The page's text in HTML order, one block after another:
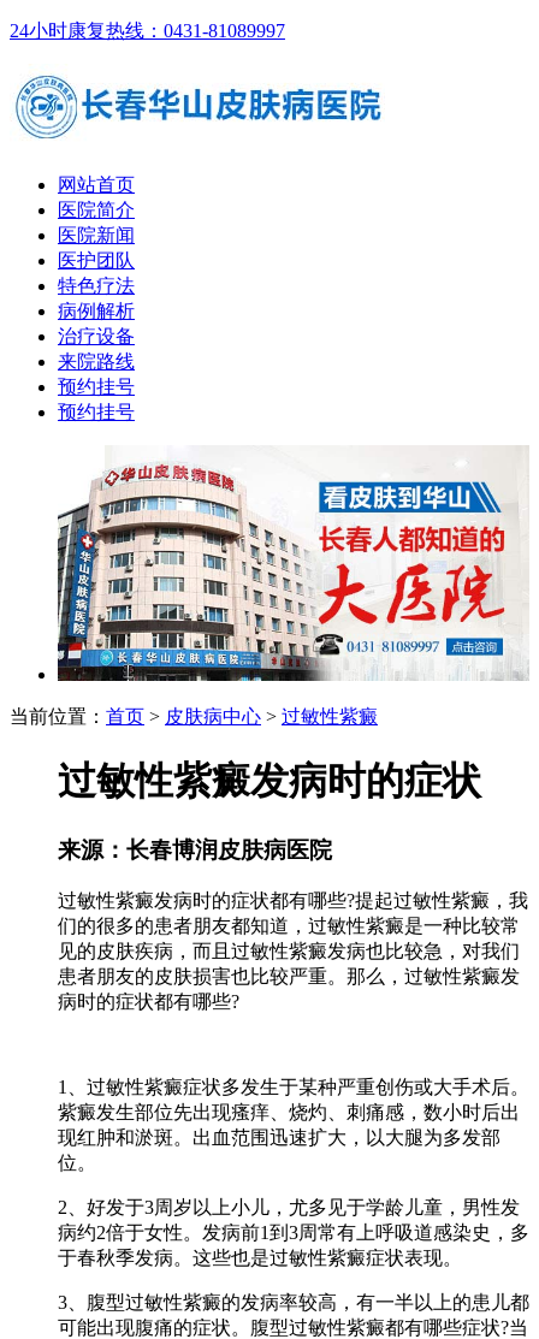
24小时康复热线：0431-81089997
网站首页
医院简介
医院新闻
医护团队
特色疗法
病例解析
治疗设备
来院路线
预约挂号
预约挂号
当前位置： 首页 > 皮肤病中心 > 过敏性紫癜
过敏性紫癜发病时的症状
来源：长春博润皮肤病医院
过敏性紫癜发病时的症状都有哪些?提起过敏性紫癜，我
们的很多的患者朋友都知道，过敏性紫癜是一种比较常
见的皮肤疾病，而且过敏性紫癜发病也比较急，对我们
患者朋友的皮肤损害也比较严重。那么，过敏性紫癜发
病时的症状都有哪些?
1、过敏性紫癜症状多发生于某种严重创伤或大手术后。
紫癜发生部位先出现瘙痒、烧灼、刺痛感，数小时后出
现红肿和淤斑。出血范围迅速扩大，以大腿为多发部
位。
2、好发于3周岁以上小儿，尤多见于学龄儿童，男性发
病约2倍于女性。发病前1到3周常有上呼吸道感染史，多
于春秋季发病。这些也是过敏性紫癜症状表现。
3、腹型过敏性紫癜的发病率较高，有一半以上的患儿都
可能出现腹痛的症状。腹型过敏性紫癜都有哪些症状?当